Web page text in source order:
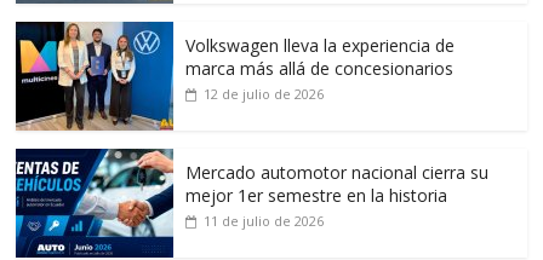
Volkswagen lleva la experiencia de
marca más allá de concesionarios
12 de julio de 2026
Mercado automotor nacional cierra su
mejor 1er semestre en la historia
11 de julio de 2026